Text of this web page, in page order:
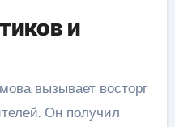
и
вызывает восторг
Он получил